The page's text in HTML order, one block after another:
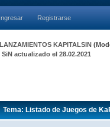
Ingresar Registrarse
LANZAMIENTOS KAPITALSIN
actualizado el 28.02.2021
Tema: Listado de Juegos de